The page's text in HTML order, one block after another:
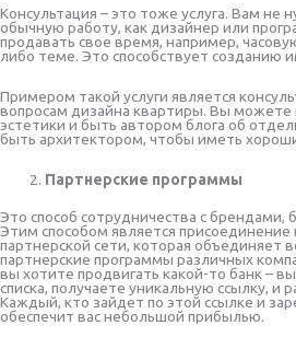
Консультация – это тоже услуга. Вам не
обычную работу, как дизайнер или
продавать свое время, например,
либо теме. Это способствует созданию
Примером такой услуги является
вопросам дизайна квартиры. Вы можете
эстетики и быть автором блога об
быть архитектором, чтобы иметь
Партнерские программы
Это способ сотрудничества с брендами,
Этим способом является присоединение
партнерской сети, которая объединяет
партнерские программы различных
вы хотите продвигать какой-то банк –
списка, получаете уникальную ссылку, и
Каждый, кто зайдет по этой ссылке и
обеспечит вас небольшой прибылью.